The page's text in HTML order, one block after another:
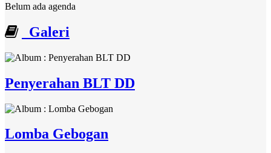
Belum ada agenda
Galeri
Penyerahan BLT DD
Lomba Gebogan